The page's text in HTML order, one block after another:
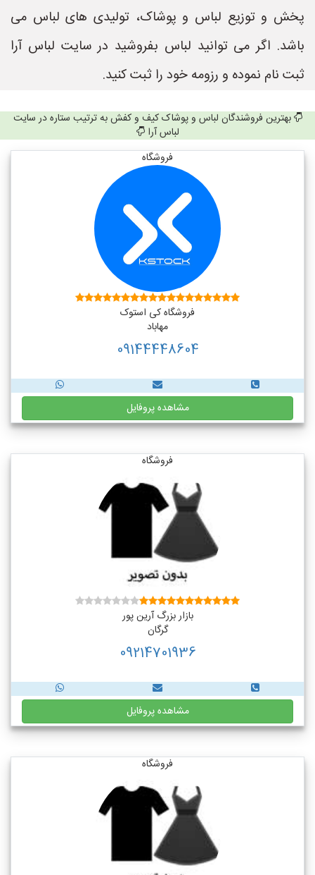
پخش و توزیع لباس و پوشاک، تولیدی های لباس می
باشد. اگر می توانید لباس بفروشید در سایت لباس آرا
ثبت نام نموده و رزومه خود را ثبت کنید.
بهترین فروشندگان لباس و پوشاک کیف و کفش به ترتیب ستاره در سایت
لباس آرا
فروشگاه
فروشگاه کی استوک
مهاباد
09144448604
مشاهده پروفایل
فروشگاه
بازار بزرگ آرین پور
گرگان
09214701936
مشاهده پروفایل
فروشگاه